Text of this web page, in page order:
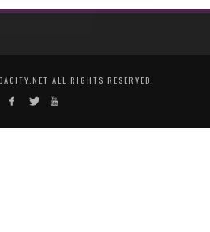
ALL RIGHTS RESERVED.